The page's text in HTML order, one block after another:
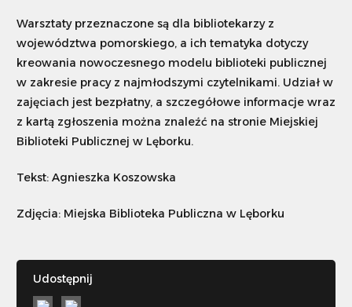
Warsztaty przeznaczone są dla bibliotekarzy z
województwa pomorskiego, a ich tematyka dotyczy
kreowania nowoczesnego modelu biblioteki publicznej
w zakresie pracy z najmłodszymi czytelnikami. Udział w
zajęciach jest bezpłatny, a szczegółowe informacje wraz
z kartą zgłoszenia można znaleźć na stronie Miejskiej
Biblioteki Publicznej w Lęborku.
Tekst: Agnieszka Koszowska
Zdjęcia: Miejska Biblioteka Publiczna w Lęborku
Udostępnij